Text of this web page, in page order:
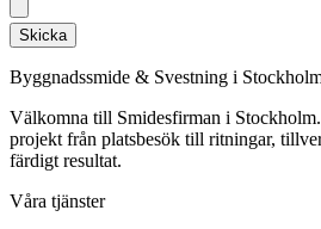
Skicka
Byggnadssmide & Svestning i
Välkomna till Smidesfirman i
projekt från platsbesök till ritningar,
färdigt resultat.
Våra tjänster